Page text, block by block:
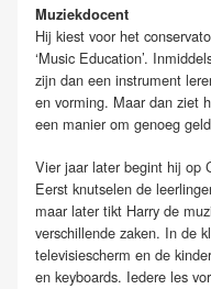
Muziekdocent
Hij kiest voor het
‘Music Education’.
zijn dan een instrument
en vorming. Maar dan ziet
een manier om genoeg
Vier jaar later begint hij op
Eerst knutselen de
maar later tikt Harry de
verschillende zaken. In de
televisiescherm en de
en keyboards. Iedere les